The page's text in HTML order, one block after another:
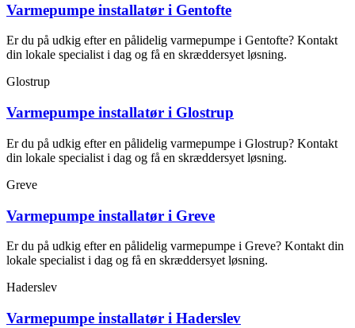
Varmepumpe installatør i Gentofte
Er du på udkig efter en pålidelig varmepumpe i Gentofte? Kontakt
din lokale specialist i dag og få en skræddersyet løsning.
Glostrup
Varmepumpe installatør i Glostrup
Er du på udkig efter en pålidelig varmepumpe i Glostrup? Kontakt
din lokale specialist i dag og få en skræddersyet løsning.
Greve
Varmepumpe installatør i Greve
Er du på udkig efter en pålidelig varmepumpe i Greve? Kontakt din
lokale specialist i dag og få en skræddersyet løsning.
Haderslev
Varmepumpe installatør i Haderslev